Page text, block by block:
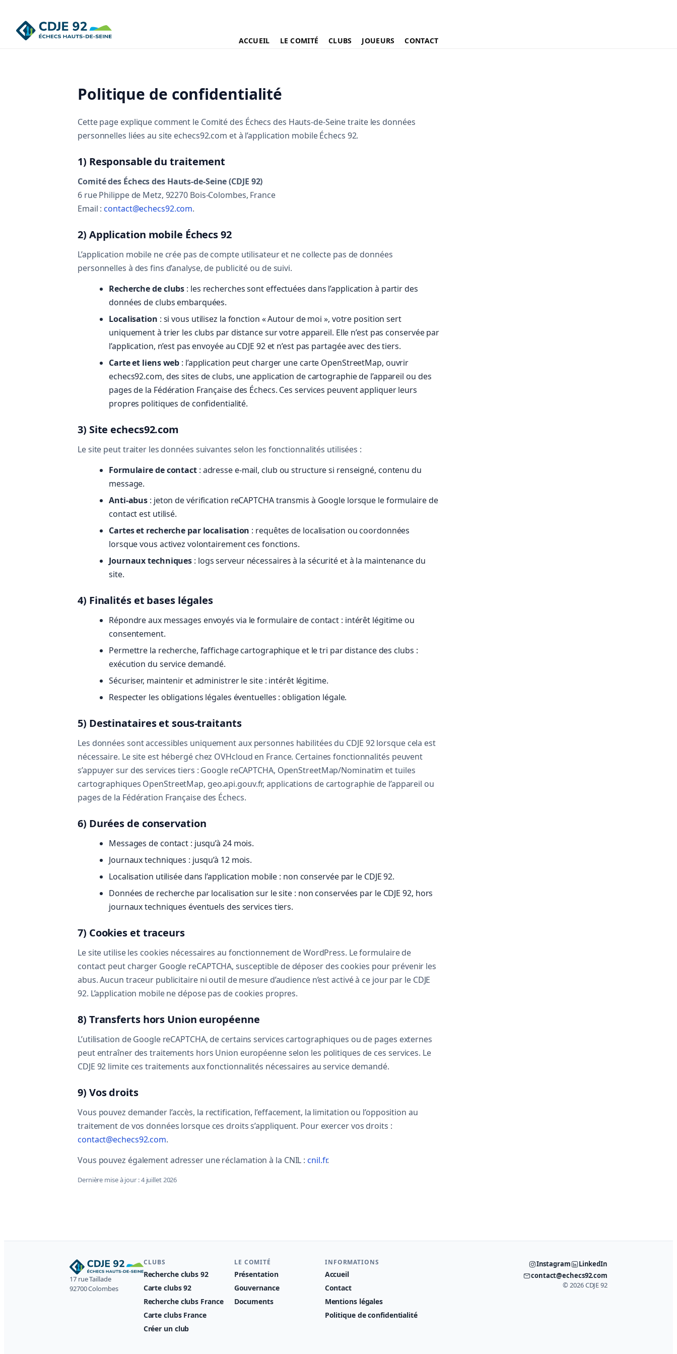
ACCUEIL LE COMITÉ
Fiche Comité 92
Clubs du Comité Documents
CLUBS
Asnières – Le Grand Echiquier
Le Cavalier Rouge
Créer un club
Carte clubs 92
JOUEURS CONTACT
Politique de confidentialité
Cette page explique comment le Comité des Échecs des Hauts-de-Seine traite les données
personnelles liées au site echecs92.com et à l’application mobile Échecs 92.
1) Responsable du traitement
Comité des Échecs des Hauts-de-Seine (CDJE 92)
6 rue Philippe de Metz, 92270 Bois-Colombes, France
Email : contact@echecs92.com.
2) Application mobile Échecs 92
L’application mobile ne crée pas de compte utilisateur et ne collecte pas de données
personnelles à des fins d’analyse, de publicité ou de suivi.
Recherche de clubs : les recherches sont effectuées dans l’application à partir des
données de clubs embarquées.
Localisation : si vous utilisez la fonction « Autour de moi », votre position sert
uniquement à trier les clubs par distance sur votre appareil. Elle n’est pas conservée par
l’application, n’est pas envoyée au CDJE 92 et n’est pas partagée avec des tiers.
Carte et liens web : l’application peut charger une carte OpenStreetMap, ouvrir
echecs92.com, des sites de clubs, une application de cartographie de l’appareil ou des
pages de la Fédération Française des Échecs. Ces services peuvent appliquer leurs
propres politiques de confidentialité.
3) Site echecs92.com
Le site peut traiter les données suivantes selon les fonctionnalités utilisées :
Formulaire de contact: adresse e-mail, club ou structure si renseigné, contenu du
message.
Anti-abus : jeton de vérification reCAPTCHA transmis à Google lorsque le formulaire de
contact est utilisé.
Cartes et recherche par localisation : requêtes de localisation ou coordonnées
lorsque vous activez volontairement ces fonctions.
Journaux techniques : logs serveur nécessaires à la sécurité et à la maintenance du
site.
4) Finalités et bases légales
Répondre aux messages envoyés via le formulaire de contact : intérêt légitime ou
consentement.
Permettre la recherche, l’affichage cartographique et le tri par distance des clubs :
exécution du service demandé.
Sécuriser, maintenir et administrer le site : intérêt légitime.
Respecter les obligations légales éventuelles : obligation légale.
5) Destinataires et sous-traitants
Les données sont accessibles uniquement aux personnes habilitées du CDJE 92 lorsque cela est
nécessaire. Le site est hébergé chez OVHcloud en France. Certaines fonctionnalités peuvent
s’appuyer sur des services tiers : Google reCAPTCHA, OpenStreetMap/Nominatim et tuiles
cartographiques OpenStreetMap, geo.api.gouv.fr, applications de cartographie de l’appareil ou
pages de la Fédération Française des Échecs.
6) Durées de conservation
Messages de contact : jusqu’à 24 mois.
Journaux techniques : jusqu’à 12 mois.
Localisation utilisée dans l’application mobile : non conservée par le CDJE 92.
Données de recherche par localisation sur le site : non conservées par le CDJE 92, hors
journaux techniques éventuels des services tiers.
7) Cookies et traceurs
Le site utilise les cookies nécessaires au fonctionnement de WordPress. Le formulaire de
contact peut charger Google reCAPTCHA, susceptible de déposer des cookies pour prévenir les
abus. Aucun traceur publicitaire ni outil de mesure d’audience n’est activé à ce jour par le CDJE
92. L’application mobile ne dépose pas de cookies propres.
8) Transferts hors Union européenne
L’utilisation de Google reCAPTCHA, de certains services cartographiques ou de pages externes
peut entraîner des traitements hors Union européenne selon les politiques de ces services. Le
CDJE 92 limite ces traitements aux fonctionnalités nécessaires au service demandé.
9) Vos droits
Vous pouvez demander l’accès, la rectification, l’effacement, la limitation ou l’opposition au
traitement de vos données lorsque ces droits s’appliquent. Pour exercer vos droits :
contact@echecs92.com.
Vous pouvez également adresser une réclamation à la CNIL : cnil.fr.
Dernière mise à jour : 4 juillet 2026
17 rue Taillade
92700 Colombes
CLUBS
Recherche clubs 92
Carte clubs 92
Recherche clubs France
Carte clubs France
Créer un club
LE COMITÉ
Présentation
Gouvernance
Documents
INFORMATIONS
Accueil
Contact
Mentions légales
Politique de confidentialité
Instagram
LinkedIn
contact@echecs92.com
©2026CDJE 92